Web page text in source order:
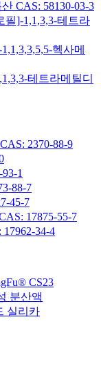
CAS: 58130-03-3
필]-1,1,3,3-테트라
헥사메
테트라메틸디
2370-88-9
1
88-7
45-7
17875-55-7
34-4
CS23
분산액
실리카